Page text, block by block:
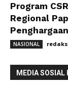
Program
Regional
NASIONAL
MEDIA SOSIAL